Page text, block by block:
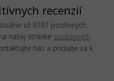
recenzií
už 6161 pozitívnych
našej stránke spokojných
nás a pridajte sa k